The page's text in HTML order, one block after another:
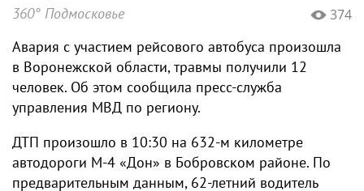
360° Подмосковье 374
Авария с участием рейсового автобуса произошла
в Воронежской области, травмы получили 12
человек. Об этом сообщила пресс-служба
управления МВД по региону.
ДТП произошло в 10:30 на 632-м километре
автодороги М-4 «Дон» в Бобровском районе. По
предварительным данным, 62-летний водитель